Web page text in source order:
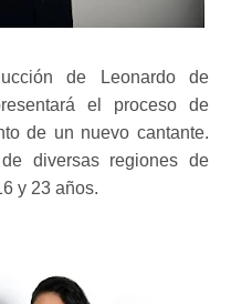
de Leonardo de
el proceso de
de un nuevo cantante.
diversas regiones de
y 23 años.